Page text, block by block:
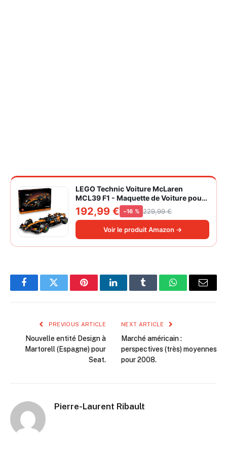
LEGO Technic Voiture McLaren
MCL39 F1 - Maquette de Voiture pour
Adulte - Set de Construction Formule 1
Collector - Moteur V6 & Différentiel -
Idée Cadeau pour Fans de Sport
Automobile 42228
192,99 € −16 % 229,99 €
Voir le produit Amazon →
FacebookTwitter PinterestLinkedInTumblr WhatsAppEmail
PREVIOUS ARTICLE
Nouvelle entité Design à
Martorell (Espagne) pour
Seat.
NEXT ARTICLE
Marché américain :
perspectives (très) moyennes
pour 2008.
Pierre-Laurent Ribault